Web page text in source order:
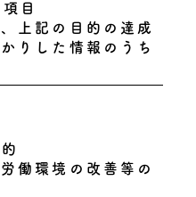
目
上記の目的の達成
りした情報のうち
働環境の改善等の